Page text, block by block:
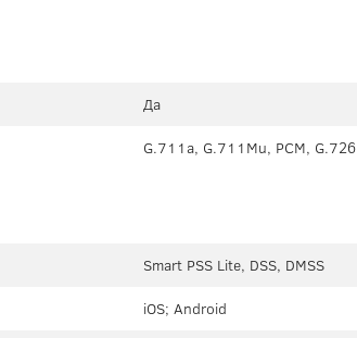
Да
G.711a, G.711Mu, PCM, G.726
Smart PSS Lite, DSS, DMSS
iOS; Android